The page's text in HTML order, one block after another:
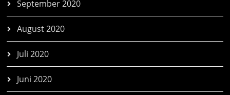
September 2020
August 2020
Juli 2020
Juni 2020